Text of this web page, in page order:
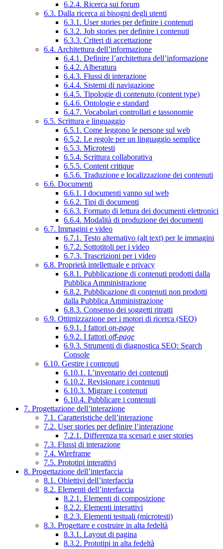
6.2.4. Ricerca sui forum
6.3. Dalla ricerca ai bisogni degli utenti
6.3.1. User stories per definire i contenuti
6.3.2. Job stories per definire i contenuti
6.3.3. Criteri di accettazione
6.4. Architettura dell’informazione
6.4.1. Definire l’architettura dell’informazione
6.4.2. Alberatura
6.4.3. Flussi di interazione
6.4.4. Sistemi di navigazione
6.4.5. Tipologie di contenuto (content type)
6.4.6. Ontologie e standard
6.4.7. Vocabolari controllati e tassonomie
6.5. Scrittura e linguaggio
6.5.1. Come leggono le persone sul web
6.5.2. Le regole per un linguaggio semplice
6.5.3. Microtesti
6.5.4. Scrittura collaborativa
6.5.5. Content critique
6.5.6. Traduzione e localizzazione dei contenuti
6.6. Documenti
6.6.1. I documenti vanno sul web
6.6.2. Tipi di documenti
6.6.3. Formato di lettura dei documenti elettronici
6.6.4. Modalità di produzione dei documenti
6.7. Immagini e video
6.7.1. Testo alternativo (alt text) per le immagini
6.7.2. Sottotitoli per i video
6.7.3. Trascrizioni per i video
6.8. Proprietà intellettuale e privacy
6.8.1. Pubblicazione di contenuti prodotti dalla
Pubblica Amministrazione
6.8.2. Pubblicazione di contenuti non prodotti
dalla Pubblica Amministrazione
6.8.3. Consenso dei soggetti ritratti
6.9. Ottimizzazione per i motori di ricerca (SEO)
6.9.1. I fattori on-page
6.9.2. I fattori off-page
6.9.3. Strumenti di diagnostica SEO: Search
Console
6.10. Gestire i contenuti
6.10.1. L’inventario dei contenuti
6.10.2. Revisionare i contenuti
6.10.3. Migrare i contenuti
6.10.4. Pubblicare i contenuti
7. Progettazione dell’interazione
7.1. Caratteristiche dell’interazione
7.2. User stories per definire l’interazione
7.2.1. Differenza tra scenari e user stories
7.3. Flussi di interazione
7.4. Wireframe
7.5. Prototipi interattivi
8. Progettazione dell’interfaccia
8.1. Obiettivi dell’interfaccia
8.2. Elementi dell’interfaccia
8.2.1. Elementi di composizione
8.2.2. Elementi interattivi
8.2.3. Elementi testuali (microtesti)
8.3. Progettare e costruire in alta fedeltà
8.3.1. Layout di pagina
8.3.2. Prototipi in alta fedeltà